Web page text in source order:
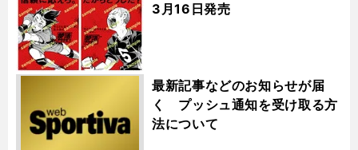
3月16日発売
最新記事などのお知らせが届
く プッシュ通知を受け取る方
法について